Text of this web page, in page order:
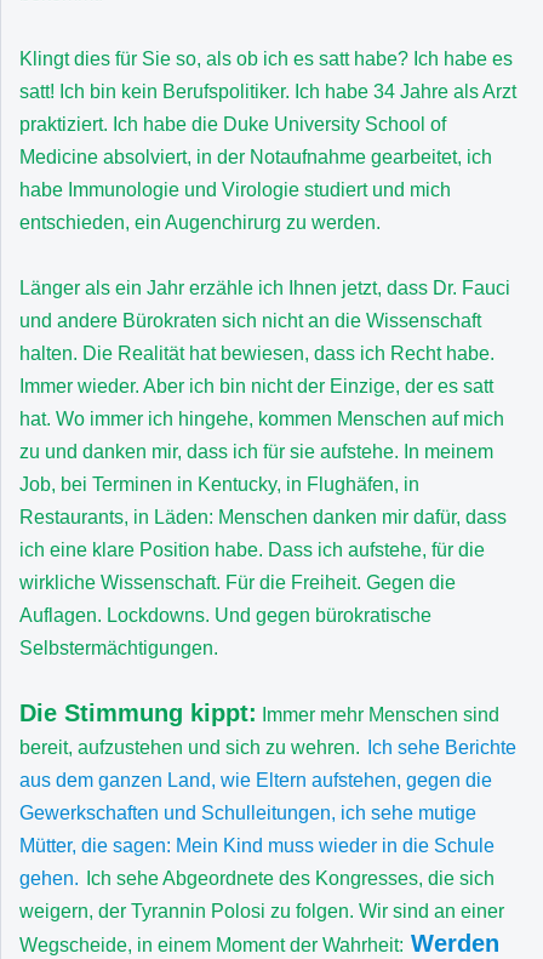
Klingt dies für Sie so, als ob ich es satt habe? Ich habe es
satt! Ich bin kein Berufspolitiker. Ich habe 34 Jahre als Arzt
praktiziert. Ich habe die Duke University School of
Medicine absolviert, in der Notaufnahme gearbeitet, ich
habe Immunologie und Virologie studiert und mich
entschieden, ein Augenchirurg zu werden.
Länger als ein Jahr erzähle ich Ihnen jetzt, dass Dr. Fauci
und andere Bürokraten sich nicht an die Wissenschaft
halten. Die Realität hat bewiesen, dass ich Recht habe.
Immer wieder. Aber ich bin nicht der Einzige, der es satt
hat. Wo immer ich hingehe, kommen Menschen auf mich
zu und danken mir, dass ich für sie aufstehe. In meinem
Job, bei Terminen in Kentucky, in Flughäfen, in
Restaurants, in Läden: Menschen danken mir dafür, dass
ich eine klare Position habe. Dass ich aufstehe, für die
wirkliche Wissenschaft. Für die Freiheit. Gegen die
Auflagen. Lockdowns. Und gegen bürokratische
Selbstermächtigungen.
Die Stimmung kippt:
Immer mehr Menschen sind
bereit, aufzustehen und sich zu wehren.
Ich sehe Berichte
aus dem ganzen Land, wie Eltern aufstehen, gegen die
Gewerkschaften und Schulleitungen, ich sehe mutige
Mütter, die sagen: Mein Kind muss wieder in die Schule
gehen.
Ich sehe Abgeordnete des Kongresses, die sich
weigern, der Tyrannin Polosi zu folgen. Wir sind an einer
Wegscheide, in einem Moment der Wahrheit: Werden